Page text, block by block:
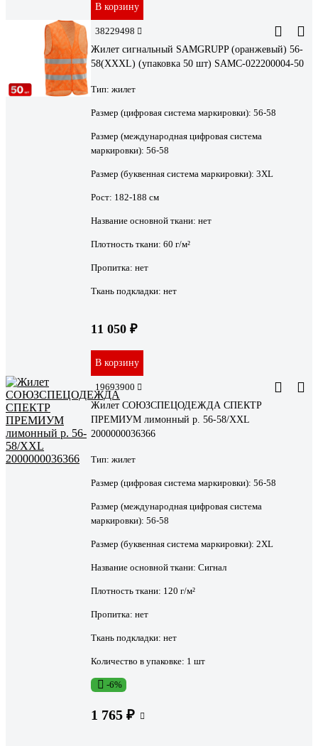
В корзину
38229498
Жилет сигнальный SAMGRUPP (оранжевый) 56-
58(XXXL) (упаковка 50 шт) SAMC-022200004-50
Тип: жилет
Размер (цифровая система маркировки): 56-58
Размер (международная цифровая система
маркировки): 56-58
Размер (буквенная система маркировки): 3XL
Рост: 182-188 см
Название основной ткани: нет
Плотность ткани: 60 г/м²
Пропитка: нет
Ткань подкладки: нет
11 050 ₽
В корзину
19693900
Жилет СОЮЗСПЕЦОДЕЖДА СПЕКТР
ПРЕМИУМ лимонный р. 56-58/XXL
2000000036366
Тип: жилет
Размер (цифровая система маркировки): 56-58
Размер (международная цифровая система
маркировки): 56-58
Размер (буквенная система маркировки): 2XL
Название основной ткани: Сигнал
Плотность ткани: 120 г/м²
Пропитка: нет
Ткань подкладки: нет
Количество в упаковке: 1 шт
-6%
1 765 ₽